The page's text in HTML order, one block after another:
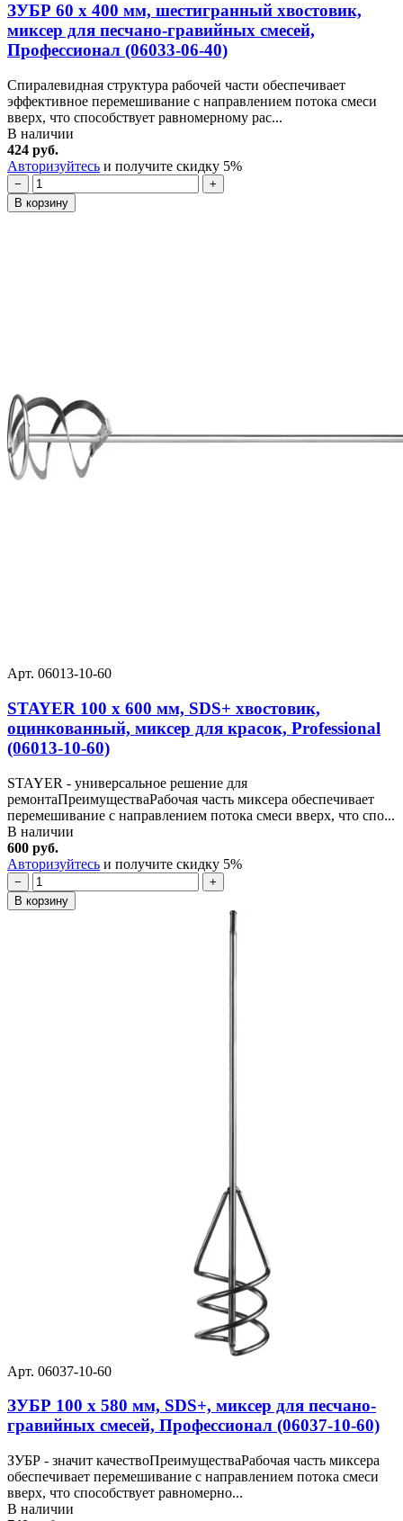
ЗУБР 60 х 400 мм, шестигранный хвостовик,
миксер для песчано-гравийных смесей,
Профессионал (06033-06-40)
Спиралевидная структура рабочей части обеспечивает
эффективное перемешивание с направлением потока смеси
вверх, что способствует равномерному рас...
В наличии
424 руб.
Авторизуйтесь и получите скидку 5%
−
+
В корзину
Арт. 06013-10-60
STAYER 100 x 600 мм, SDS+ хвостовик,
оцинкованный, миксер для красок, Professional
(06013-10-60)
STAYER - универсальное решение для
ремонтаПреимуществаРабочая часть миксера обеспечивает
перемешивание с направлением потока смеси вверх, что спо...
В наличии
600 руб.
Авторизуйтесь и получите скидку 5%
−
+
В корзину
Арт. 06037-10-60
ЗУБР 100 x 580 мм, SDS+, миксер для песчано-
гравийных смесей, Профессионал (06037-10-60)
ЗУБР - значит качествоПреимуществаРабочая часть миксера
обеспечивает перемешивание с направлением потока смеси
вверх, что способствует равномерно...
В наличии